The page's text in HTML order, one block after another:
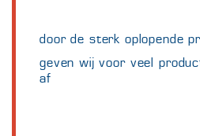
door de sterk oplopende
geven wij voor veel
af